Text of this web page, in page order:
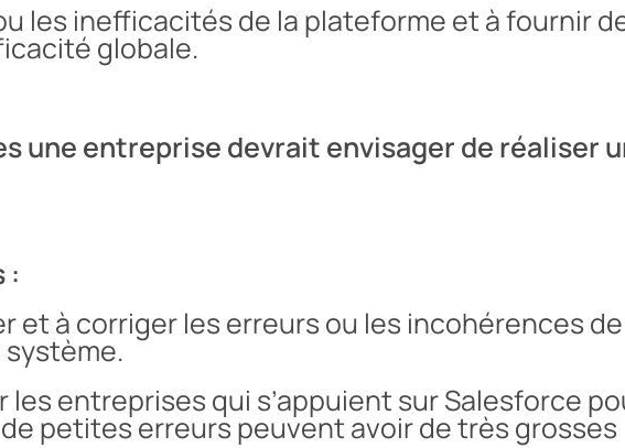
les inefficacités de la plateforme et à fournir
globale.
une entreprise devrait envisager de réaliser
:
et à corriger les erreurs ou les incohérences de
entreprises qui s’appuient sur Salesforce
petites erreurs peuvent avoir de très grosses